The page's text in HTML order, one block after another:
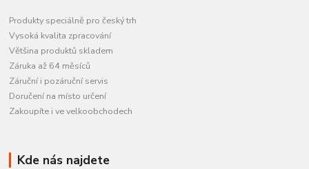
Produkty speciálně pro český trh
Vysoká kvalita zpracování
Většina produktů skladem
Záruka až 64 měsíců
Záruční i pozáruční servis
Doručení na místo určení
Zakoupíte i ve velkoobchodech
Kde nás najdete